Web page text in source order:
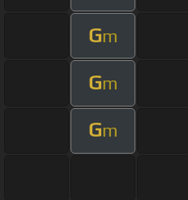
Gm
Gm
Gm